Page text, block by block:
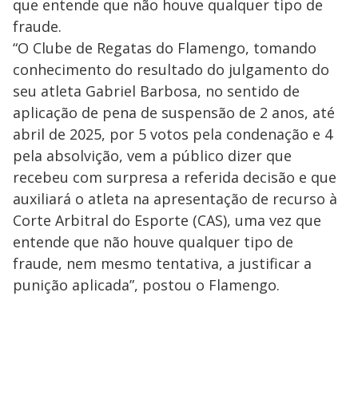
que entende que não houve qualquer tipo de
fraude.
“O Clube de Regatas do Flamengo, tomando
conhecimento do resultado do julgamento do
seu atleta Gabriel Barbosa, no sentido de
aplicação de pena de suspensão de 2 anos, até
abril de 2025, por 5 votos pela condenação e 4
pela absolvição, vem a público dizer que
recebeu com surpresa a referida decisão e que
auxiliará o atleta na apresentação de recurso à
Corte Arbitral do Esporte (CAS), uma vez que
entende que não houve qualquer tipo de
fraude, nem mesmo tentativa, a justificar a
punição aplicada”, postou o Flamengo.